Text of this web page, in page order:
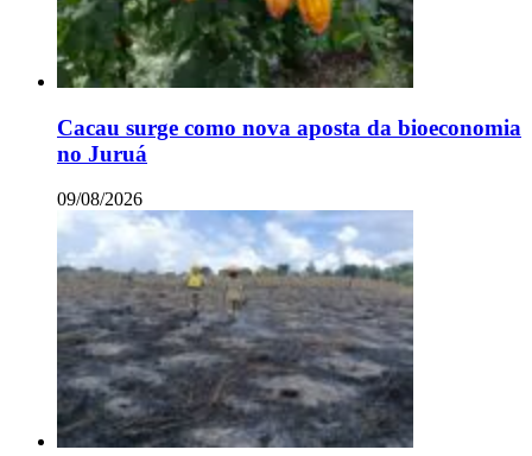
Cacau surge como nova aposta da bioeconomia
no Juruá
09/08/2026